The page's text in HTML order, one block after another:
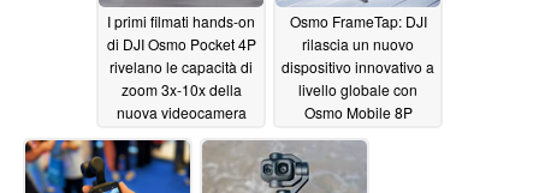
I primi filmati hands-on
di DJI Osmo Pocket 4P
rivelano le capacità di
zoom 3x-10x della
nuova videocamera
Creator Combo anche
unboxing05/08/2026
Osmo FrameTap: DJI
rilascia un nuovo
dispositivo innovativo a
livello globale con
Osmo Mobile 8P
05/07/2026